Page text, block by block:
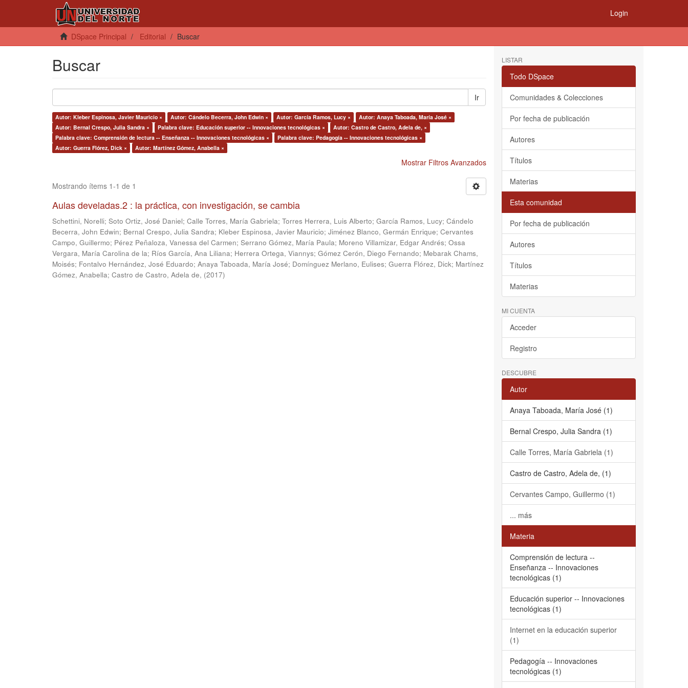
Login
DSpace Principal Editorial Buscar
Buscar
Ir
Autor: Kleber Espinosa, Javier Mauricio × Autor: Cándelo Becerra, John Edwin × Autor: García Ramos, Lucy ×
Autor: Anaya Taboada, María José ×
Autor: Bernal Crespo, Julia Sandra ×
Palabra clave: Educación superior -- Innovaciones tecnológicas ×
Autor: Castro de Castro, Adela de, ×
Palabra clave: Comprensión de lectura -- Enseñanza -- Innovaciones tecnológicas ×
Palabra clave: Pedagogía -- Innovaciones tecnológicas ×
Autor: Guerra Flórez, Dick ×
Autor: Martínez Gómez, Anabella ×
Mostrar Filtros Avanzados
Mostrando ítems 1-1 de 1
Aulas develadas.2 : la práctica, con investigación, se cambia
Schettini, Norelli; Soto Ortiz, José Daniel; Calle Torres, María Gabriela; Torres Herrera, Luis Alberto; García Ramos, Lucy; Cándelo
Becerra, John Edwin; Bernal Crespo, Julia Sandra; Kleber Espinosa, Javier Mauricio; Jiménez Blanco, Germán Enrique; Cervantes
Campo, Guillermo; Pérez Peñaloza, Vanessa del Carmen; Serrano Gómez, María Paula; Moreno Villamizar, Edgar Andrés; Ossa
Vergara, María Carolina de la; Ríos García, Ana Liliana; Herrera Ortega, Viannys; Gómez Cerón, Diego Fernando; Mebarak Chams,
Moisés; Fontalvo Hernández, José Eduardo; Anaya Taboada, María José; Domínguez Merlano, Eulises; Guerra Flórez, Dick; Martínez
Gómez, Anabella; Castro de Castro, Adela de, (2017)
LISTAR
Todo DSpace
Comunidades & Colecciones
Por fecha de publicación
Autores
Títulos
Materias
Esta comunidad
Por fecha de publicación
Autores
Títulos
Materias
MI CUENTA
Acceder
Registro
DESCUBRE
Autor
Anaya Taboada, María José (1)
Bernal Crespo, Julia Sandra (1)
Calle Torres, María Gabriela (1)
Castro de Castro, Adela de, (1)
Cervantes Campo, Guillermo (1)
... más
Materia
Comprensión de lectura --
Enseñanza -- Innovaciones
tecnológicas (1)
Educación superior -- Innovaciones
tecnológicas (1)
Internet en la educación superior
(1)
Pedagogía -- Innovaciones
tecnológicas (1)